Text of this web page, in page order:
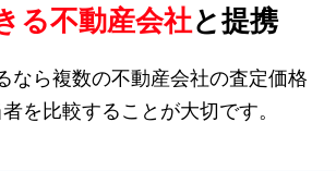
る不動産会社と提携
なら複数の不動産会社の査定価格
を比較することが大切です。